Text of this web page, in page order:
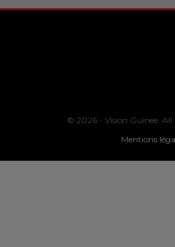
© 2026 - Vision Guinee. All
Mentions